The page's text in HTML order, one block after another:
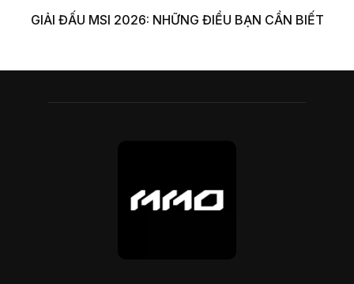
GIẢI ĐẤU MSI 2026: NHỮNG ĐIỀU BẠN CẦN BIẾT